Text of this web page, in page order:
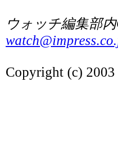
ウォッチ編集部
Copyright (c)